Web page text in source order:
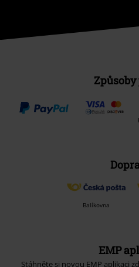
Balíkovna
EMP
Stáhněte si novou EMP aplikaci